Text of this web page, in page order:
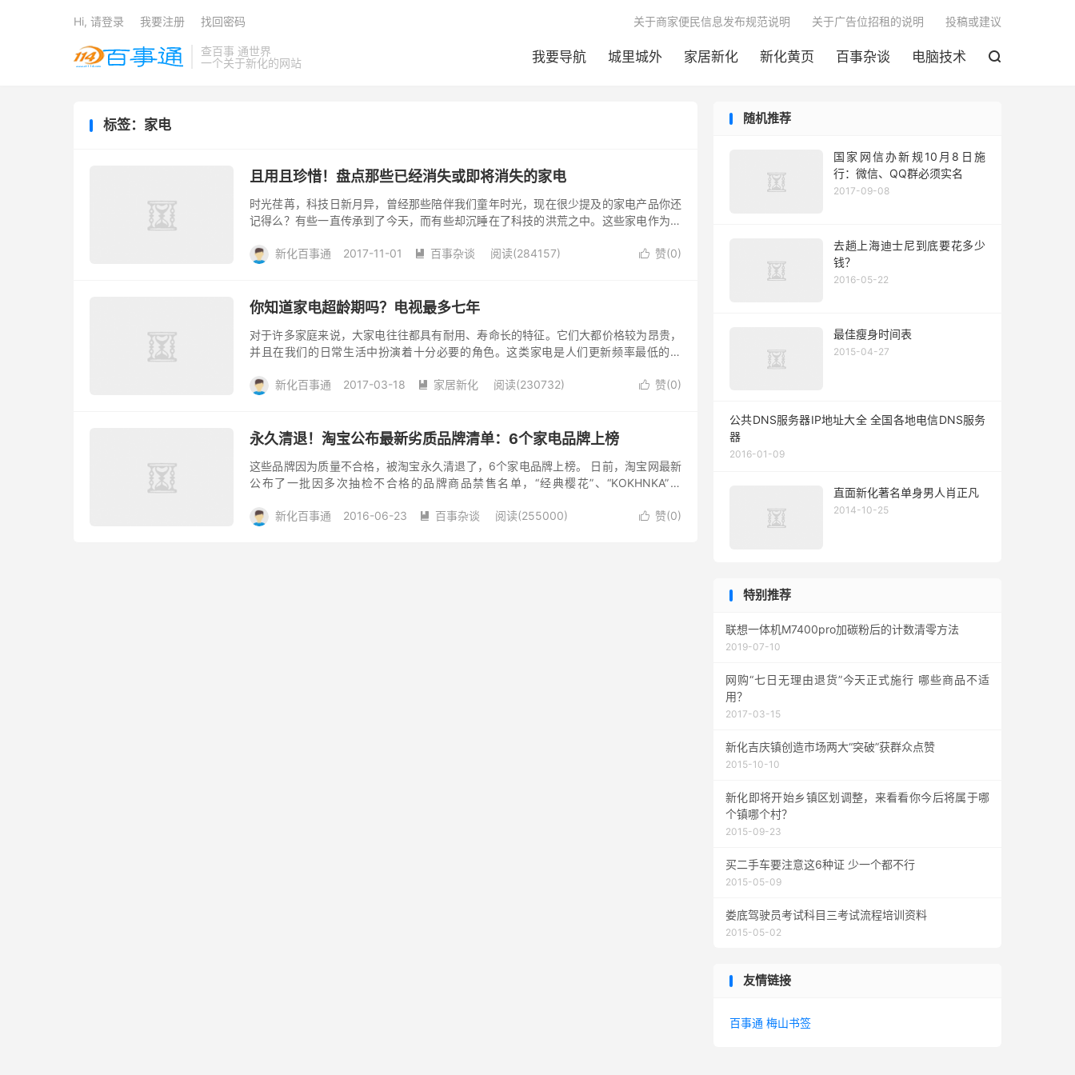
查百事 通世界
一个关于新化的网站
我要导航 城里城外 家居新化 新化黄页 百事杂谈 电脑技术 
关于商家便民信息发布规范说明 关于广告位招租的说明 投稿或建议
Hi, 请登录 我要注册 找回密码
标签：家电
且用且珍惜！盘点那些已经消失或即将消失的家电
时光荏苒，科技日新月异，曾经那些陪伴我们童年时光，现在很少提及的家电产品你还
记得么？有些一直传承到了今天，而有些却沉睡在了科技的洪荒之中。这些家电作为时
 赞(0)
新化百事通 2017-11-01  百事杂谈 阅读(284157)
你知道家电超龄期吗？电视最多七年
对于许多家庭来说，大家电往往都具有耐用、寿命长的特征。它们大都价格较为昂贵，
并且在我们的日常生活中扮演着十分必要的角色。这类家电是人们更新频率最低的产
 赞(0)
新化百事通 2017-03-18  家居新化 阅读(230732)
永久清退！淘宝公布最新劣质品牌清单：6个家电品牌上榜
这些品牌因为质量不合格，被淘宝永久清退了，6个家电品牌上榜。 日前，淘宝网最新
公布了一批因多次抽检不合格的品牌商品禁售名单，“经典樱花”、“KOKHNKA”、
 赞(0)
新化百事通 2016-06-23  百事杂谈 阅读(255000)
随机推荐
国家网信办新规10月8日施
行：微信、QQ群必须实名
2017-09-08
去趟上海迪士尼到底要花多少
钱？
2016-05-22
最佳瘦身时间表
2015-04-27
公共DNS服务器IP地址大全 全国各地电信DNS服务
器
2016-01-09
直面新化著名单身男人肖正凡
2014-10-25
特别推荐
联想一体机M7400pro加碳粉后的计数清零方法
2019-07-10
网购“七日无理由退货”今天正式施行 哪些商品不适
用？
2017-03-15
新化吉庆镇创造市场两大“突破”获群众点赞
2015-10-10
新化即将开始乡镇区划调整，来看看你今后将属于哪
个镇哪个村？
2015-09-23
买二手车要注意这6种证 少一个都不行
2015-05-09
娄底驾驶员考试科目三考试流程培训资料
2015-05-02
友情链接
百事通 梅山书签